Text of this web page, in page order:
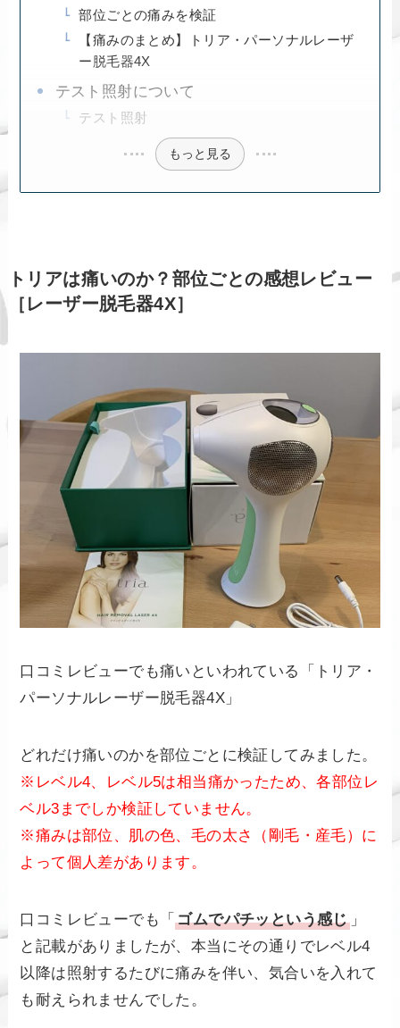
部位ごとの痛みを検証
【痛みのまとめ】トリア・パーソナルレーザ
ー脱毛器4X
テスト照射について
テスト照射
もっと見る
トリアは痛いのか？部位ごとの感想レビュー
［レーザー脱毛器4X］
口コミレビューでも痛いといわれている「トリア・
パーソナルレーザー脱毛器4X」
どれだけ痛いのかを部位ごとに検証してみました。
※レベル4、レベル5は相当痛かったため、各部位レ
ベル3までしか検証していません。
※痛みは部位、肌の色、毛の太さ（剛毛・産毛）に
よって個人差があります。
口コミレビューでも「ゴムでパチッという感じ」
と記載がありましたが、本当にその通りでレベル4
以降は照射するたびに痛みを伴い、気合いを入れて
も耐えられませんでした。